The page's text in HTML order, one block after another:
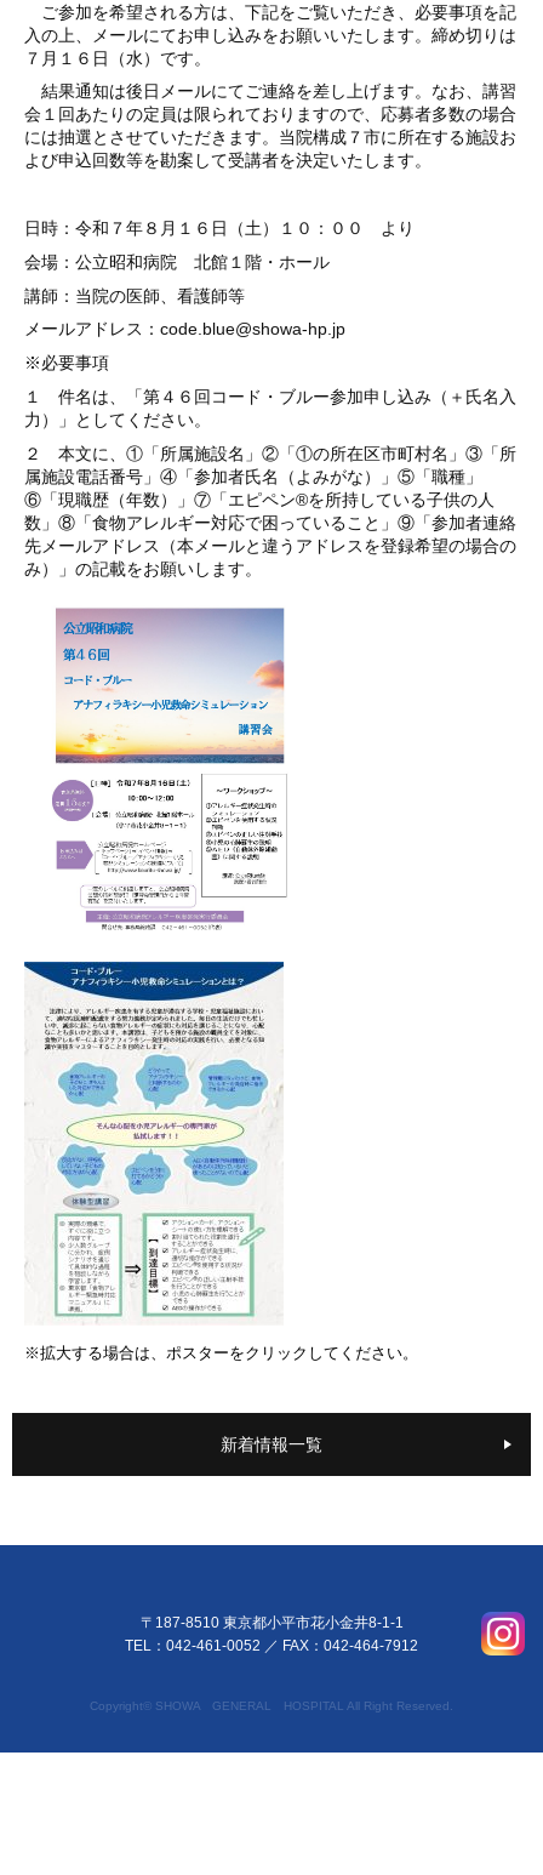
ご参加を希望される方は、下記をご覧いただき、必要事項を記
入の上、メールにてお申し込みをお願いいたします。 締め切りは
７月１６ 日（水）です。
結果通知は後日メールにてご連絡を差し上げます。なお、講習
会１回あたりの定員は限られておりますので、応募者多数の場合
には抽選とさせていただきます。当院構成７市に所在する施設お
よび申込回数等を勘案して受講者を決定いたします。
日時：令和７年８月１６日
（土）１０：００ より
会場：公立昭和病院 北館１階・ホール
講師：当院の医師、看護師等
メールアドレス：code.blue@showa-hp.jp
※必要事項
１ 件名は、「第４６ 回コード・ブルー参加申し込み（＋氏名入
力）」としてください。
２ 本文に、①「所属施設名」②「①の所在区市町村名」③「所
属施設電話番号」④「参加者氏名（よみがな）」⑤「職種」
⑥「現職歴（年数）」⑦「エピペン®を所持している子供の人
数」⑧「食物アレルギー対応で困っていること」⑨「参加者連絡
先メールアドレス（本メールと違うアドレスを登録希望の場合の
み）」の記載をお願いします。
※拡大する場合は、ポスターをクリックしてください。
新着情報一覧
〒187-8510 東京都小平市花小金井8-1-1
TEL：042-461-0052 ／ FAX：042-464-7912
Copyright© SHOWA GENERAL HOSPITAL All Right Reserved.